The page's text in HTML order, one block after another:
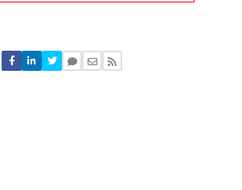
Nie znaleziono komentarzy
swoje komentarze